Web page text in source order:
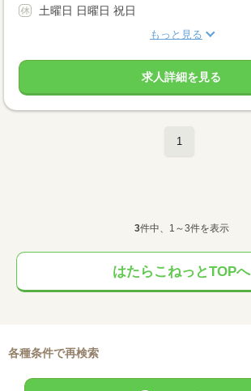
土曜日 日曜日 祝日
もっと見る
求人詳細を見る
1
3件中、1～3件を表示
はたらこねっとTOPへ
各種条件で再検索